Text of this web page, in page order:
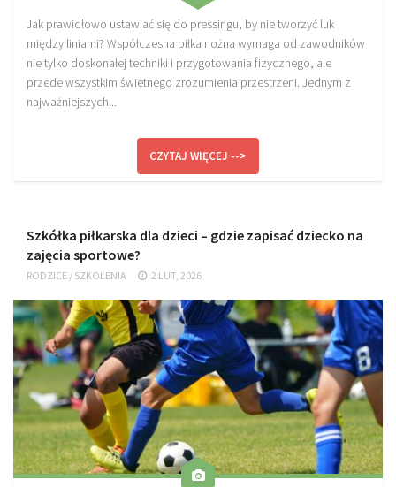
O nas
Od autorów
Kontakt
Jak prawidłowo ustawiać się do pressingu, by nie tworzyć luk
między liniami? Współczesna piłka nożna wymaga od zawodników
nie tylko doskonałej techniki i przygotowania fizycznego, ale
przede wszystkim świetnego zrozumienia przestrzeni. Jednym z
najważniejszych...
CZYTAJ WIĘCEJ -->
Szkółka piłkarska dla dzieci – gdzie zapisać dziecko na
zajęcia sportowe?
RODZICE / SZKOLENIA 2 LUT, 2026